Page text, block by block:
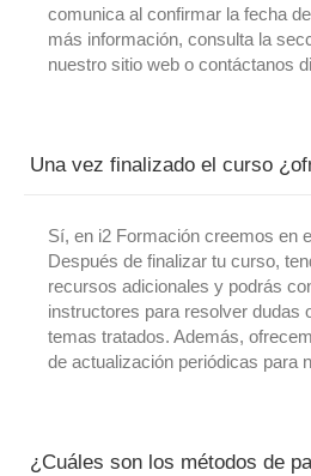
comunica al confirmar la fecha
más información, consulta la
nuestro sitio web o contáctanos
Una vez finalizado el curso
Sí, en i2 Formación creemos en
Después de finalizar tu curso,
recursos adicionales y podrás
instructores para resolver dudas
temas tratados. Además,
de actualización periódicas para
¿Cuáles son los métodos de